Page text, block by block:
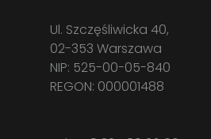
Ul. Szczęśliwicka 40,
02-353 Warszawa
NIP: 525-00-05-840
REGON: 000001488